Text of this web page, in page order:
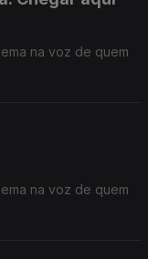
na voz de quem
na voz de quem